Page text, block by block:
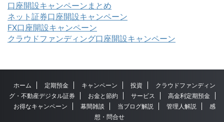
口座開設キャンペーンまとめ
ネット証券口座開設キャンペーン
FX口座開設キャンペーン
クラウドファンディング口座開設キャンペーン
ホーム 定期預金 キャンペーン 投資
クラウドファンディン
グ・不動産デジタル証券
お金と節約 サービス
高金利定期預金
お得なキャンペーン
幕間雑談 当ブログ解説 管理人解説
感
想・問合せ